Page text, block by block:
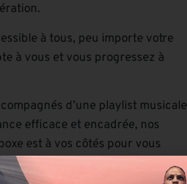
à tous, peu importe votre
à vous et vous progressez à
d’une playlist musicale
efficace et encadrée, nos
est à vos côtés pour vous